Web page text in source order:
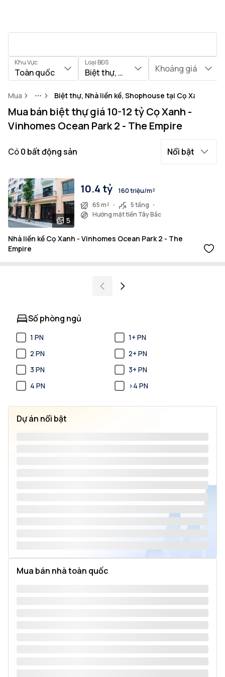
Khu Vực
Toàn quốc
Loại BĐS
Biệt thự, Nhà liền kề, Shophouse
Khoảng giá
Mua MoreBiệt thự, Nhà liền kề, Shophouse tại Cọ Xanh
Mua bán biệt thự giá 10-12 tỷ Cọ Xanh -
Vinhomes Ocean Park 2 - The Empire
Có0 bất động sản Nổi bật
5
10.4 tỷ
160 triệu/m²
65 m²
5 tầng
Hướng mặt tiền Tây Bắc
Nhà liền kề Cọ Xanh - Vinhomes Ocean Park 2 - The
Empire
Số phòng ngủ
1 PN
1+ PN
2 PN
2+ PN
3 PN
3+ PN
4 PN
>4 PN
Dự án nổi bật
Mua bán nhà toàn quốc